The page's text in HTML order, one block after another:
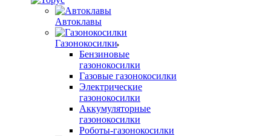
Автоклавы
Газонокосилки
Бензиновые
газонокосилки
Газовые газонокосилки
Электрические
газонокосилки
Аккумуляторные
газонокосилки
Роботы-газонокосилки